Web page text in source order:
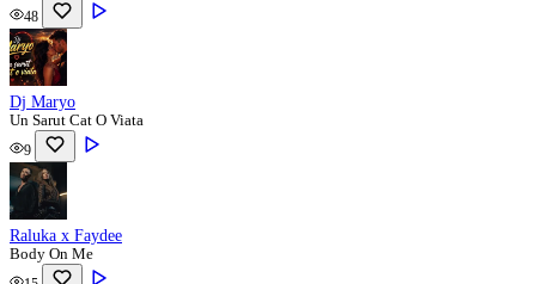
48
Dj Maryo
Un Sarut Cat O Viata
9
Raluka x Faydee
Body On Me